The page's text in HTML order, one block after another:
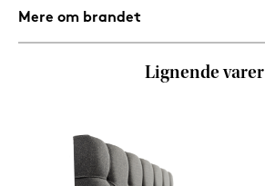
Mere om brandet
Lignende varer